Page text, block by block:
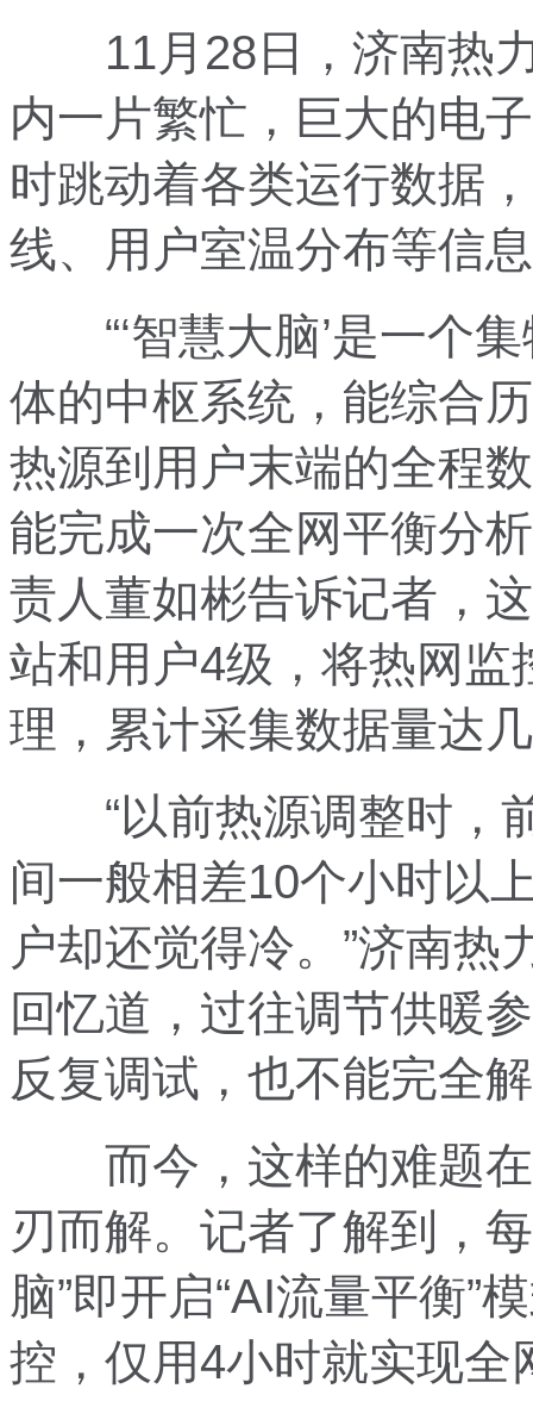
11月28日，济南热力
内一片繁忙，巨大的电
时跳动着各类运行数据
线、用户室温分布等信
“‘智慧大脑’是一个集
体的中枢系统，能综合
热源到用户末端的全程
能完成一次全网平衡分
责人董如彬告诉记者，
站和用户4级，将热网
理，累计采集数据量达
“以前热源调整时，
间一般相差10个小时以
户却还觉得冷。”济南
回忆道，过往调节供暖
反复调试，也不能完全
而今，这样的难题在“
刃而解。记者了解到，
脑”即开启“AI流量平衡”
控，仅用4小时就实现